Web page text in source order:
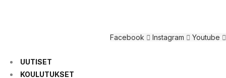
Facebook Instagram Youtube
UUTISET
KOULUTUKSET